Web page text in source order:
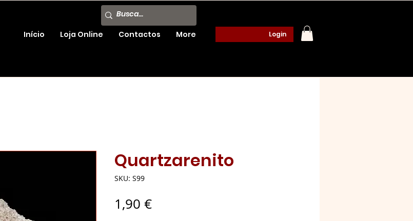
Início Loja Online Contactos More Login
Quartzarenito
SKU: S99
1,90 €Preço